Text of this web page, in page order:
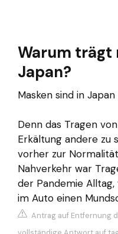
Warum trägt
Japan?
Masken sind in
Denn das Tragen
Erkältung andere zu
vorher zur
Nahverkehr war
der Pandemie
im Auto einen
Antrag auf Entfernung